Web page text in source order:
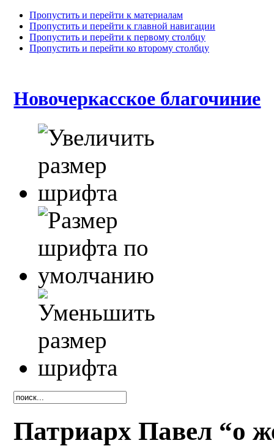
Пропустить и перейти к материалам
Пропустить и перейти к главной навигации
Пропустить и перейти к первому столбцу
Пропустить и перейти ко второму столбцу
Новочеркасское благочиние
Патриарх Павел “о